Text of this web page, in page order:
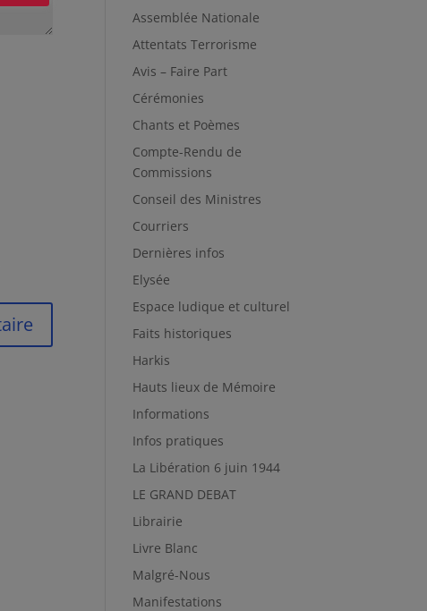
Assemblée Nationale
Attentats Terrorisme
Avis – Faire Part
Cérémonies
Chants et Poèmes
Compte-Rendu de
Commissions
Conseil des Ministres
Courriers
Dernières infos
Elysée
Espace ludique et culturel
Faits historiques
Harkis
Hauts lieux de Mémoire
Informations
Infos pratiques
La Libération 6 juin 1944
LE GRAND DEBAT
Librairie
Livre Blanc
Malgré-Nous
Manifestations